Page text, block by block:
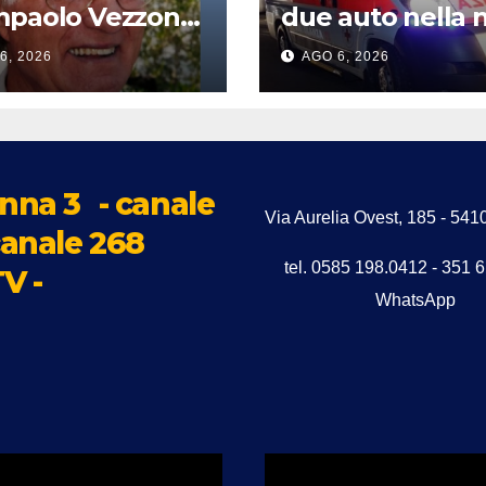
Vezzoni,
dermatologo
del
Grandi
2026
due auto nella
a Carrara: una
donna in gravi
condizioni
AGO 6, 2026
3 - canale
268
-
Via Aurelia Ovest, 185 -
tel. 0585 198.0412 - 351
WhatsApp